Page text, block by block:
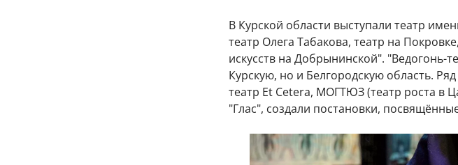
В Курской области выступали театр
театр Олега Табакова, театр на
искусств на Добрынинской". "Ведогонь-
Курскую, но и Белгородскую область.
театр Et Cetera, МОГТЮЗ (театр роста в
"Глас", создали постановки,